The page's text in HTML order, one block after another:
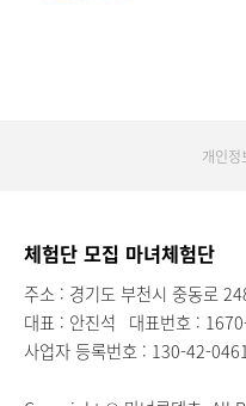
개인정
체험단 모집 마녀체험단
주소 : 경기도 부천시 중동로
대표 : 안진석 대표번호 :
사업자 등록번호 : 130-42-